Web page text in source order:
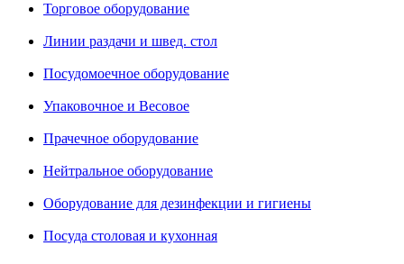
Торговое оборудование
Линии раздачи и швед. стол
Посудомоечное оборудование
Упаковочное и Весовое
Прачечное оборудование
Нейтральное оборудование
Оборудование для дезинфекции и гигиены
Посуда столовая и кухонная